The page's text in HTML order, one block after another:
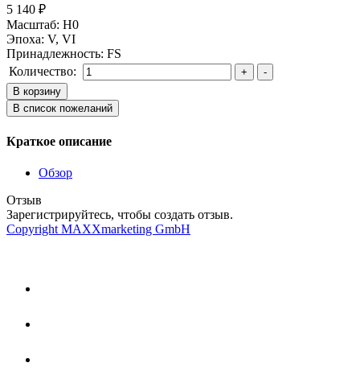
5 140 ₽
Масштаб: H0
Эпоха: V, VI
Принадлежность: FS
Количество:
Краткое описание
Обзор
Отзыв
Зарегистрируйтесь, чтобы создать отзыв.
Copyright MAXXmarketing GmbH